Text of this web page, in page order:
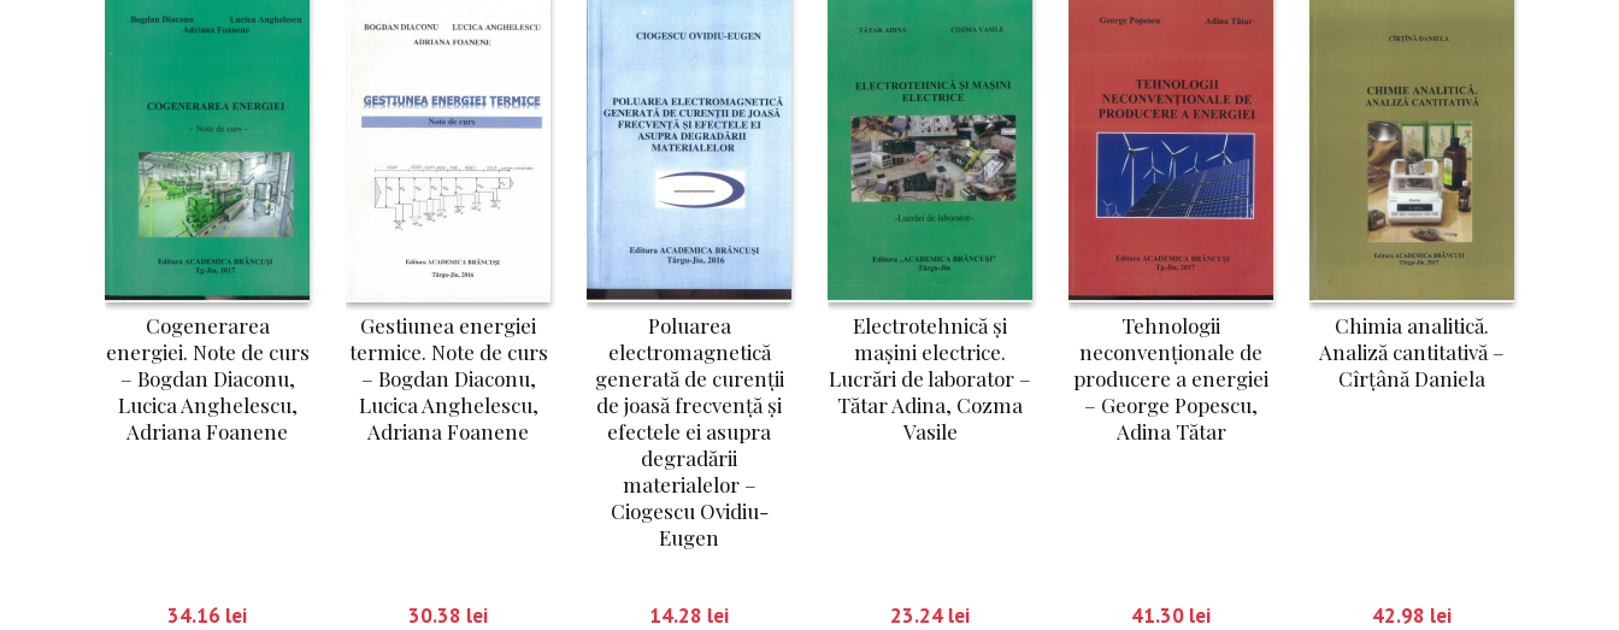
Cogenerarea
energiei. Note de curs
– Bogdan Diaconu,
Lucica Anghelescu,
Adriana Foanene
34.16 lei
Gestiunea energiei
termice. Note de curs
– Bogdan Diaconu,
Lucica Anghelescu,
Adriana Foanene
30.38 lei
Poluarea
electromagnetică
generată de curenții
de joasă frecvență și
efectele ei asupra
degradării
materialelor –
Ciogescu Ovidiu-
Eugen
14.28 lei
Electrotehnică și
mașini electrice.
Lucrări de laborator –
Tătar Adina, Cozma
Vasile
23.24 lei
Tehnologii
neconvenționale de
producere a energiei
– George Popescu,
Adina Tătar
41.30 lei
Chimia analitică.
Analiză cantitativă –
Cîrțână Daniela
42.98 lei